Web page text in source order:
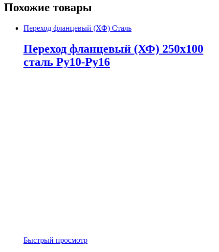
Похожие товары
Переход фланцевый (ХФ) Сталь
Переход фланцевый (ХФ) 250х100
сталь Ру10-Ру16
Быстрый просмотр